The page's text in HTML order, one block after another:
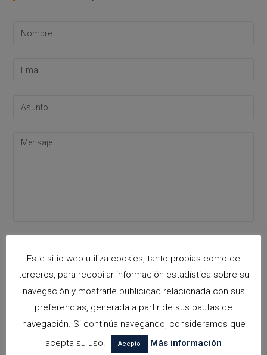
arquitectora espacios biofilicos
Arquitectos en Alicante
Este sitio web utiliza cookies, tanto propias como de
terceros, para recopilar información estadística sobre su
navegación y mostrarle publicidad relacionada con sus
preferencias, generada a partir de sus pautas de
navegación. Si continúa navegando, consideramos que
acepta su uso.
Acepto Más información